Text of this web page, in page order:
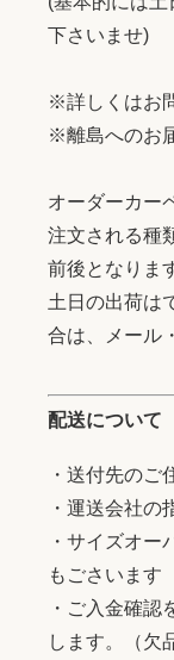
下さいませ)
※詳しくはお
※離島へのお
オーダーカー
注文される種
前後となりま
土日の出荷は
合は、メール
配送について
・送付先のご
・運送会社の
・サイズオー
もごさいます
・ご入金確認
します。（欠